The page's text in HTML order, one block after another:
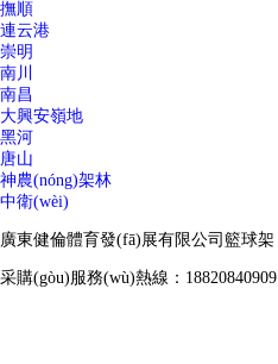
撫順
連云港
崇明
南川
南昌
大興安嶺地
黑河
唐山
神農(nóng)架林
中衛(wèi)
廣東健倫體育發(fā)展有限公司籃球架
采購(gòu)服務(wù)熱線：18820840909